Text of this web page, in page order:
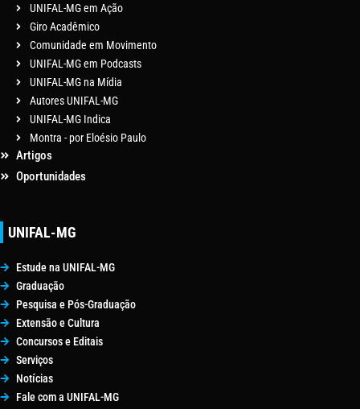
UNIFAL-MG em Ação
Giro Acadêmico
Comunidade em Movimento
UNIFAL-MG em Podcasts
UNIFAL-MG na Mídia
Autores UNIFAL-MG
UNIFAL-MG Indica
Montra - por Eloésio Paulo
Artigos
Oportunidades
UNIFAL-MG
Estude na UNIFAL-MG
Graduação
Pesquisa e Pós-Graduação
Extensão e Cultura
Concursos e Editais
Serviços
Notícias
Fale com a UNIFAL-MG